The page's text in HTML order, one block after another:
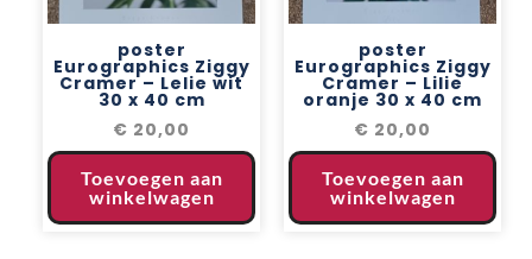
poster
Eurographics Ziggy
Cramer – Lelie wit
30 x 40 cm
€ 20,00
Toevoegen aan
winkelwagen
poster
Eurographics Ziggy
Cramer – Lilie
oranje 30 x 40 cm
€ 20,00
Toevoegen aan
winkelwagen